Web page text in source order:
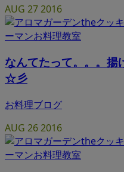
AUG 272016
なんてたって。。。揚
☆彡
お料理ブログ
AUG 262016